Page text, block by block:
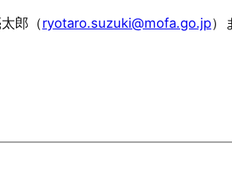
郎（ryotaro.suzuki@mofa.go.jp）